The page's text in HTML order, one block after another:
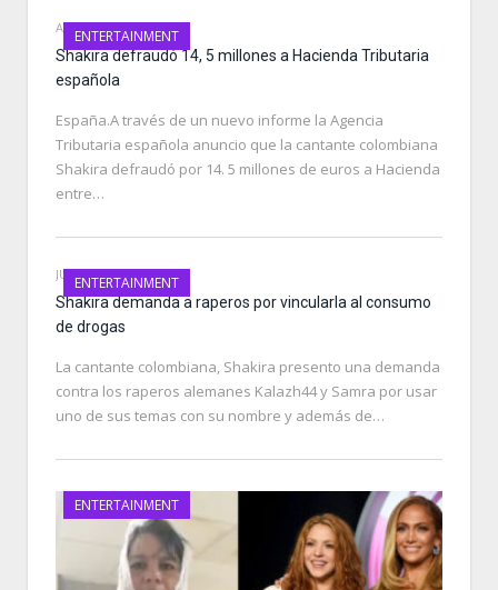
ENTERTAINMENT
APRIL 21, 2021
Shakira defraudó 14, 5 millones a Hacienda Tributaria
española
España.A través de un nuevo informe la Agencia
Tributaria española anuncio que la cantante colombiana
Shakira defraudó por 14. 5 millones de euros a Hacienda
entre…
ENTERTAINMENT
JULY 24, 2020
Shakira demanda a raperos por vincularla al consumo
de drogas
La cantante colombiana, Shakira presento una demanda
contra los raperos alemanes Kalazh44 y Samra por usar
uno de sus temas con su nombre y además de…
ENTERTAINMENT